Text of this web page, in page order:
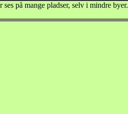
ses på mange pladser, selv i mindre byer.